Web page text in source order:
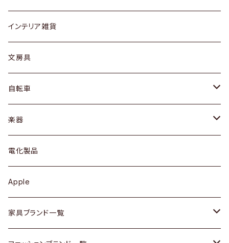
ローテーブル / サイドテーブル
デスク / コンソール
ドレッサー
シェルフ
キュリオケース / 飾り棚
カップボード / 食器棚
チェスト
フロアライト
リング
ピアス / イヤリング
財布
バッグ
アウター
トップス
ワンピース
ボトムス
靴
グラス / タンブラー
カップ / マグ
プレート / ボウル
カトラリー
ケトル / ティーポット
鍋 / フライパン
Vintage / ヴィンテージ
インテリア雑貨
文房具
自転車
dahon
楽器
ギター
ベース
その他楽器
電化製品
Apple
家具ブランド一覧